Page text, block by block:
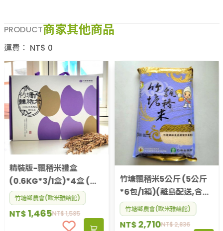
PRODUCT商家其他商品
運費： NT$ 0
精裝版-飄䅨米禮盒
(0.6KG*3/1盒)*4盒 (限
本島配送,含運費)
竹塘鄉農會(歐米雅給館)
NT$1,585
NT$1,465
竹塘飄䅨米5公斤 (5公斤
*6包/1箱)(離島配送,含運
費)竹塘鄉農會(歐米雅給館)
NT$2,836
NT$2,710